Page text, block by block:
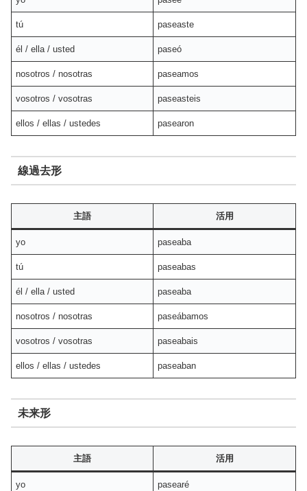
tú paseaste
él / ella / usted paseó
nosotros / nosotras paseamos
vosotros / vosotras paseasteis
ellos / ellas / ustedes pasearon
線過去形
主語 活用
yo paseaba
tú paseabas
él / ella / usted paseaba
nosotros / nosotras paseábamos
vosotros / vosotras paseabais
ellos / ellas / ustedes paseaban
未来形
主語 活用
yo pasearé